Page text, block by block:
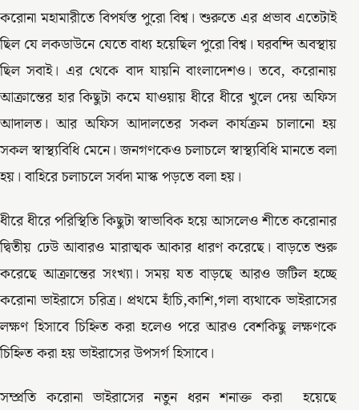
করোনা মহামারীতে বিপর্যস্ত পুরো বিশ্ব। শুরুতে এর প্রভাব এতেটাই
ছিল যে লকডাউনে যেতে বাধ্য হয়েছিল পুরো বিশ্ব। ঘরবন্দি অবস্থায়
ছিল সবাই। এর থেকে বাদ যায়নি বাংলাদেশও। তবে, করোনায়
আক্রান্তের হার কিছুটা কমে যাওয়ায় ধীরে ধীরে খুলে দেয় অফিস
আদালত। আর অফিস আদালতের সকল কার্যক্রম চালানো হয়
সকল স্বাস্থ্যবিধি মেনে। জনগণকেও চলাচলে স্বাস্থ্যবিধি মানতে বলা
হয়। বাহিরে চলাচলে সর্বদা মাস্ক পড়তে বলা হয়।
ধীরে ধীরে পরিস্থিতি কিছুটা স্বাভাবিক হয়ে আসলেও শীতে করোনার
দ্বিতীয় ঢেউ আবারও মারাত্মক আকার ধারণ করেছে। বাড়তে শুরু
করেছে আক্রান্তের সংখ্যা। সময় যত বাড়ছে আরও জটিল হচ্ছে
করোনা ভাইরাসে চরিত্র। প্রথমে হাঁচি,কাশি,গলা ব্যথাকে ভাইরাসের
লক্ষণ হিসাবে চিহ্নিত করা হলেও পরে আরও বেশকিছু লক্ষণকে
চিহ্নিত করা হয় ভাইরাসের উপসর্গ হিসাবে।
সম্প্রতি করোনা ভাইরাসের নতুন ধরন শনাক্ত করা হয়েছে